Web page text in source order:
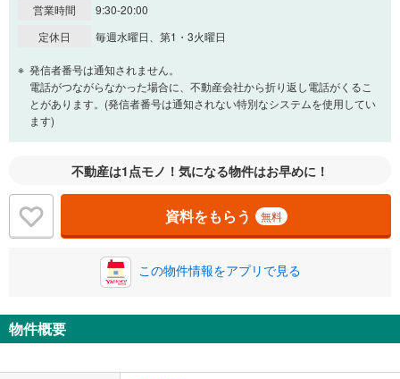
営業時間
9:30-20:00
定休日
毎週水曜日、第1・3火曜日
発信者番号は通知されません。
電話がつながらなかった場合に、不動産会社から折り返し電話がくるこ
とがあります。(発信者番号は通知されない特別なシステムを使用してい
ます)
不動産は1点モノ！気になる物件はお早めに！
資料をもらう 無料
この物件情報をアプリで見る
物件概要